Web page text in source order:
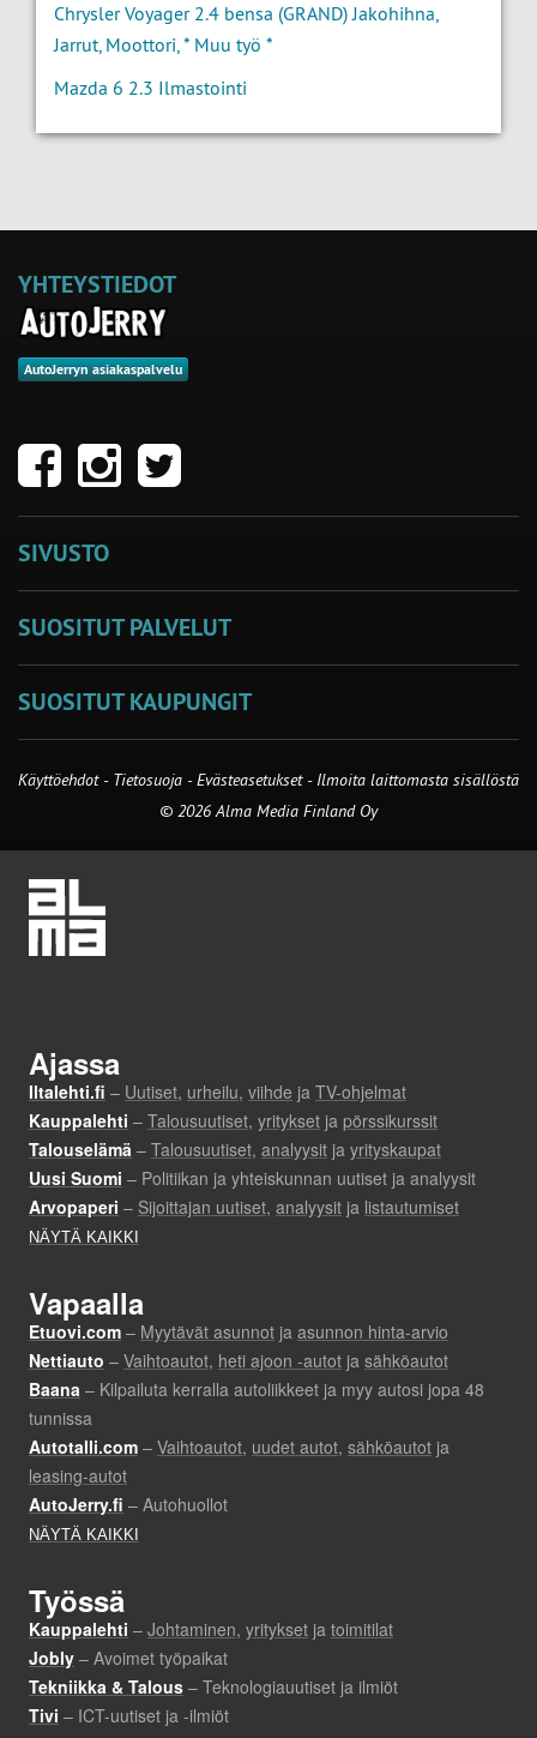
Chrysler Voyager 2.4 bensa (GRAND) Jakohihna,
Jarrut, Moottori, * Muu työ *
Mazda 6 2.3 Ilmastointi
YHTEYSTIEDOT
AutoJerryn asiakaspalvelu
SIVUSTO
SUOSITUT PALVELUT
SUOSITUT KAUPUNGIT
Käyttöehdot - Tietosuoja -Evästeasetukset- Ilmoita laittomasta sisällöstä
© 2026 Alma Media Finland Oy